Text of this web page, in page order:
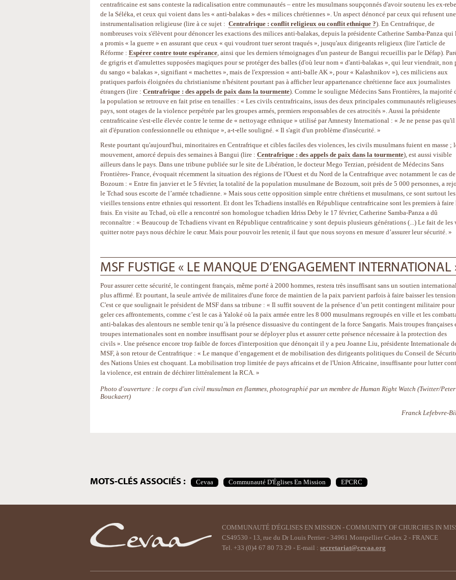
centrafricaine est sans conteste la radicalisation entre communautés – entre les musulmans soupçonnés d'avoir soutenu les ex-
de la Séléka, et ceux qui voient dans les « anti-balakas » des « milices chrétiennes ». Un aspect dénoncé par ceux qui refusent une
instrumentalisation religieuse (lire à ce sujet : Centrafrique : conflit religieux ou conflit ethnique ?). En Centrafrique, de
nombreuses voix s'élèvent pour dénoncer les exactions des milices anti-balakas, depuis la présidente Catherine Samba-Panza qui
a promis « la guerre » en assurant que ceux « qui voudront tuer seront traqués », jusqu'aux dirigeants religieux (lire l'article de
Réforme : Espérer contre toute espérance, ainsi que les derniers témoignages d'un pasteur de Bangui recueillis par le Défap).
de grigris et d'amulettes supposées magiques pour se protéger des balles (d'où leur nom « d'anti-balakas », qui leur viendrait, non
du sango « balakas », signifiant « machettes », mais de l'expression « anti-balle AK », pour « Kalashnikov »), ces miliciens aux
pratiques parfois éloignées du christianisme n'hésitent pourtant pas à afficher leur appartenance chrétienne face aux journalistes
étrangers (lire : Centrafrique : des appels de paix dans la tourmente). Comme le souligne Médecins Sans Frontières, la majorité
la population se retrouve en fait prise en tenailles : « Les civils centrafricains, issus des deux principales communautés
pays, sont otages de la violence perpétrée par les groupes armés, premiers responsables de ces atrocités ». Aussi la présidente
centrafricaine s'est-elle élevée contre le terme de « nettoyage ethnique » utilisé par Amnesty International : « Je ne pense pas
ait d'épuration confessionnelle ou ethnique », a-t-elle souligné. « Il s'agit d'un problème d'insécurité. »
Reste pourtant qu'aujourd'hui, minoritaires en Centrafrique et cibles faciles des violences, les civils musulmans fuient en masse ;
mouvement, amorcé depuis des semaines à Bangui (lire : Centrafrique : des appels de paix dans la tourmente), est aussi visible
ailleurs dans le pays. Dans une tribune publiée sur le site de Libération, le docteur Mego Terzian, président de Médecins Sans
Frontières- France, évoquait récemment la situation des régions de l'Ouest et du Nord de la Centrafrique avec notamment le cas de
Bozoum : « Entre fin janvier et le 5 février, la totalité de la population musulmane de Bozoum, soit près de 5 000 personnes, a
le Tchad sous escorte de l’armée tchadienne. » Mais sous cette opposition simple entre chrétiens et musulmans, ce sont surtout les
vieilles tensions entre ethnies qui ressortent. Et dont les Tchadiens installés en République centrafricaine sont les premiers à faire
frais. En visite au Tchad, où elle a rencontré son homologue tchadien Idriss Deby le 17 février, Catherine Samba-Panza a dû
reconnaître : « Beaucoup de Tchadiens vivant en République centrafricaine y sont depuis plusieurs générations (...) Le fait de les
quitter notre pays nous déchire le cœur. Mais pour pouvoir les retenir, il faut que nous soyons en mesure d’assurer leur sécurité. »
MSF FUSTIGE « LE MANQUE D’ENGAGEMENT INTERNATIONAL
Pour assurer cette sécurité, le contingent français, même porté à 2000 hommes, restera très insuffisant sans un soutien
plus affirmé. Et pourtant, la seule arrivée de militaires d'une force de maintien de la paix parvient parfois à faire baisser les
C'est ce que soulignait le président de MSF dans sa tribune : « Il suffit souvent de la présence d’un petit contingent militaire pour
geler ces affrontements, comme c’est le cas à Yaloké où la paix armée entre les 8 000 musulmans regroupés en ville et les
anti-balakas des alentours ne semble tenir qu’à la présence dissuasive du contingent de la force Sangaris. Mais troupes françaises
troupes internationales sont en nombre insuffisant pour se déployer plus et assurer cette présence nécessaire à la protection des
civils ». Une présence encore trop faible de forces d'interposition que dénonçait il y a peu Joanne Liu, présidente Internationale
MSF, à son retour de Centrafrique : « Le manque d’engagement et de mobilisation des dirigeants politiques du Conseil de
des Nations Unies est choquant. La mobilisation trop limitée de pays africains et de l'Union Africaine, insuffisante pour lutter
la violence, est entrain de déchirer littéralement la RCA. »
Photo d'ouverture : le corps d'un civil musulman en flammes, photographié par un membre de Human Right Watch (Twitter/Peter
Bouckaert)
Franck Lefebvre-
MOTS-CLÉS ASSOCIÉS : Cevaa Communauté D'Églises En Mission EPCRC
COMMUNAUTÉ D'ÉGLISES EN MISSION - COMMUNITY OF CHURCHES IN
CS49530 - 13, rue du Dr Louis Perrier - 34961 Montpellier Cedex 2 - FRANCE
Tel. +33 (0)4 67 80 73 29 - E-mail : secretariat@cevaa.org